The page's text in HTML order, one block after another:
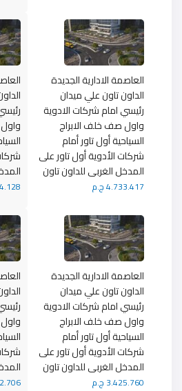
العاصمة الادارية الجديدة
الداون تاون علي ميدان
رئيسي امام شركات الادوية
واول صف خلف الابراج
السياحية أول تاور أمام
شركات الأدوية أول تاور على
المدخل الغربى للداون تاون
4.733.417 ج.م
العاصمة الادارية الجديدة
الداون تاون علي ميدان
رئيسي امام شركات الادوية
واول صف خلف الابراج
السياحية أول تاور أمام
شركات الأدوية أول تاور على
المدخل الغربى للداون تاون
3.425.760 ج.م